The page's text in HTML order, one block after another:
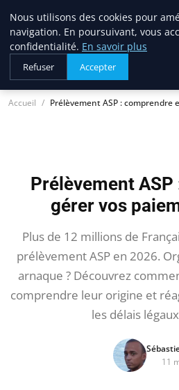
lostpages
BUSINESS INSIGHTS
Accueil Prélèvement ASP :
Prélèvement
gérer vos
Plus de 12 millions de
prélèvement ASP en 2026.
arnaque ? Découvrez
comprendre leur origine et
les délais
11
Nous utilisons des cookies pour
navigation. En poursuivant, vous
confidentialité. En savoir plus
Refuser Accepter